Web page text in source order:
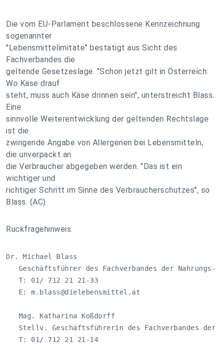
Die vom EU-Parlament beschlossene Kennzeichnung
sogenannter
"Lebensmittelimitate" bestätigt aus Sicht des
Fachverbandes die
geltende Gesetzeslage. "Schon jetzt gilt in Österreich:
Wo Käse drauf
steht, muss auch Käse drinnen sein", unterstreicht Blass.
Eine
sinnvolle Weiterentwicklung der geltenden Rechtslage
ist die
zwingende Angabe von Allergenen bei Lebensmitteln,
die unverpackt an
die Verbraucher abgegeben werden. "Das ist ein
wichtiger und
richtiger Schritt im Sinne des Verbraucherschutzes", so
Blass. (AC)
Rückfragehinweis:
Dr. Michael Blass
Geschäftsführer des Fachverbandes der Nahrungs-
   T: 01/ 712 21 21-33
   E:
m.blass@dielebensmittel.at
   Mag. Katharina Koßdorff
Stellv. Geschäftsführerin des Fachverbandes
   T: 01/ 712 21 21-14